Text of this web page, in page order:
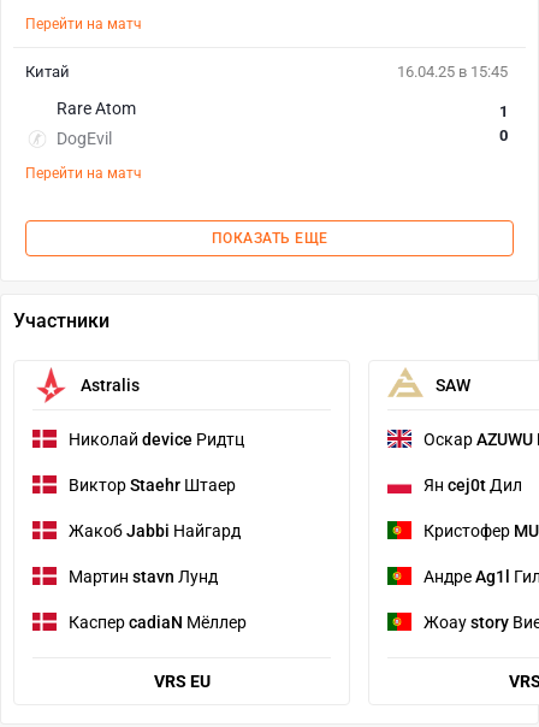
Перейти на матч
16.04.25 в 15:45
Rare Atom
DogEvil
1
0
Перейти на матч
Китай
ПОКАЗАТЬ ЕЩЕ
Участники
Astralis
Николай device Ридтц
ВикторStaehr Штаер
ЖакобJabbi Найгард
Мартин stavn Лунд
КасперcadiaN Мёллер
VRS EU
SAW
ОскарAZUWU
Ян cej0t Дил
Кристофер
АндреAg1l
Жоауstory